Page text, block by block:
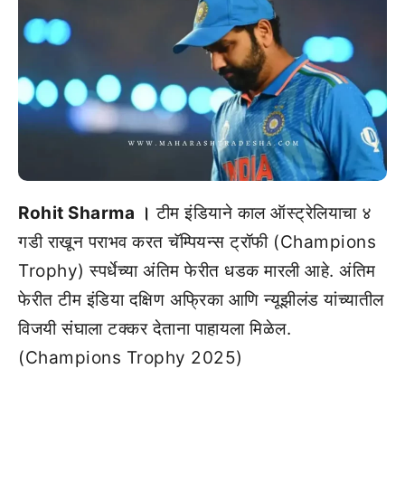
Rohit Sharma । टीम इंडियाने काल ऑस्ट्रेलियाचा ४
गडी राखून पराभव करत चॅम्पियन्स ट्रॉफी (Champions
Trophy) स्पर्धेच्या अंतिम फेरीत धडक मारली आहे. अंतिम
फेरीत टीम इंडिया दक्षिण अफ्रिका आणि न्यूझीलंड यांच्यातील
विजयी संघाला टक्कर देताना पाहायला मिळेल.
(Champions Trophy 2025)